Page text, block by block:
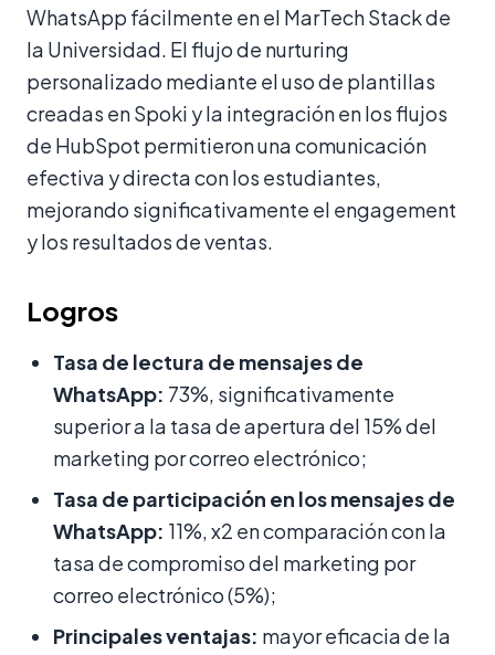
WhatsApp fácilmente en el MarTech Stack de
la Universidad. El flujo de nurturing
personalizado mediante el uso de plantillas
creadas en Spoki y la integración en los flujos
de HubSpot permitieron una comunicación
efectiva y directa con los estudiantes,
mejorando significativamente el engagement
y los resultados de ventas.
Logros
Tasa de lectura de mensajes de
WhatsApp: 73%, significativamente
superior a la tasa de apertura del 15% del
marketing por correo electrónico;
Tasa de participación en los mensajes de
WhatsApp: 11%, x2 en comparación con la
tasa de compromiso del marketing por
correo electrónico (5%);
Principales ventajas: mayor eficacia de la